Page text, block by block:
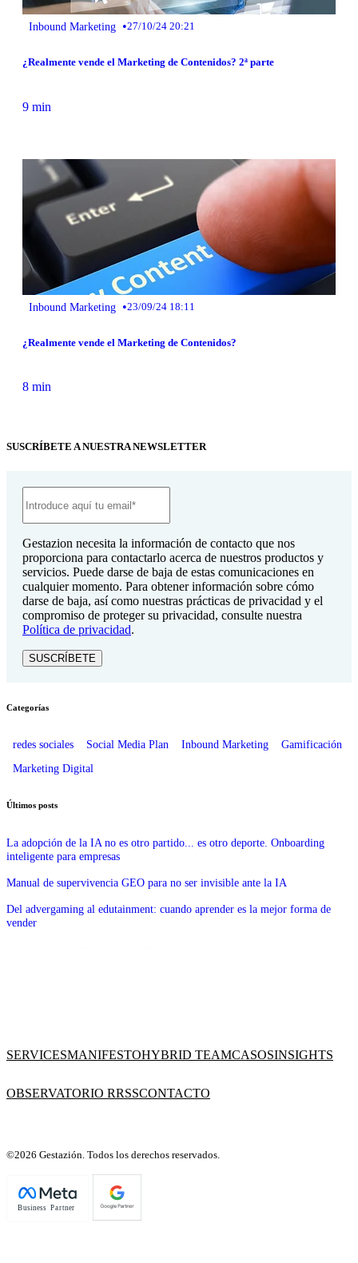
Inbound Marketing •27/10/24 20:21
¿Realmente vende el Marketing de Contenidos? 2ª parte
9 min
Inbound Marketing •23/09/24 18:11
¿Realmente vende el Marketing de Contenidos?
8 min
SUSCRÍBETE A NUESTRA NEWSLETTER
Gestazion necesita la información de contacto que nos
proporciona para contactarlo acerca de nuestros productos y
servicios. Puede darse de baja de estas comunicaciones en
cualquier momento. Para obtener información sobre cómo
darse de baja, así como nuestras prácticas de privacidad y el
compromiso de proteger su privacidad, consulte nuestra
Política de privacidad.
Categorías
redes sociales Social Media Plan Inbound Marketing
Gamificación
Marketing Digital
Últimos posts
La adopción de la IA no es otro partido... es otro deporte. Onboarding
inteligente para empresas
Manual de supervivencia GEO para no ser invisible ante la IA
Del advergaming al edutainment: cuando aprender es la mejor forma de
vender
SERVICESMANIFESTOHYBRID TEAMCASOSINSIGHTS
OBSERVATORIO RRSSCONTACTO
©2026 Gestazión. Todos los derechos reservados.